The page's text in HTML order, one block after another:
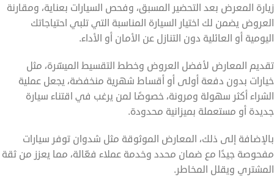
زيارة المعرض بعد التحضير المسبق، وفحص السيارات بعناية، ومقارنة
العروض يضمن لك اختيار السيارة المناسبة التي تلبي احتياجاتك
اليومية أو العائلية دون التنازل عن الأمان أو الأداء.
تقديم المعارض لأفضل العروض وخطط التقسيط الميسّرة، مثل
خيارات بدون دفعة أولى أو أقساط شهرية منخفضة، يجعل عملية
الشراء أكثر سهولة ومرونة، خصوصًا لمن يرغب في اقتناء سيارة
جديدة أو مستعملة بميزانية محدودة.
بالإضافة إلى ذلك، المعارض الموثوقة مثل شدوان توفر سيارات
مفحوصة جيدًا مع ضمان محدد وخدمة عملاء فعّالة، مما يعزز من ثقة
المشتري ويقلل المخاطر.